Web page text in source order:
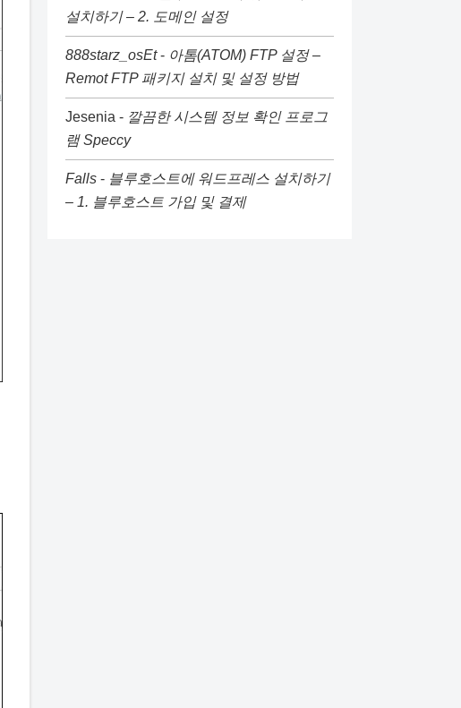
설치하기 – 2. 도메인 설정
888starz_osEt- 아톰(ATOM) FTP 설정 –
Remot FTP 패키지 설치 및 설정 방법
Jesenia - 깔끔한 시스템 정보 확인 프로그
램 Speccy
Falls - 블루호스트에 워드프레스 설치하기
– 1. 블루호스트 가입 및 결제